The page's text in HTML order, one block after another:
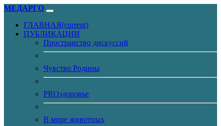
МЕДАРГО
ГЛАВНАЯ(current)
ПУБЛИКАЦИИ
Пространство дискуссий
Чувство Родины
PROздоровье
В мире животных